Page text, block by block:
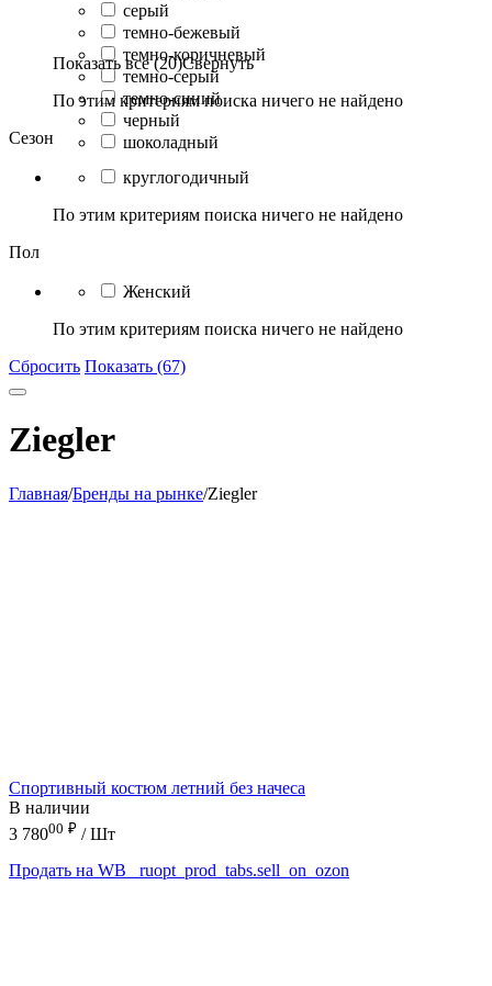
серый
темно-бежевый
темно-коричневый
темно-серый
темно-синий
черный
шоколадный
Показать все (20)Свернуть
По этим критериям поиска ничего не найдено
Сезон
круглогодичный
По этим критериям поиска ничего не найдено
Пол
Женский
По этим критериям поиска ничего не найдено
Сбросить Показать (67)
Ziegler
Главная/Бренды на рынке/Ziegler
Спортивный костюм летний без начеса
В наличии
3 78000 ₽ / Шт
Продать на WB
_ruopt_prod_tabs.sell_on_ozon